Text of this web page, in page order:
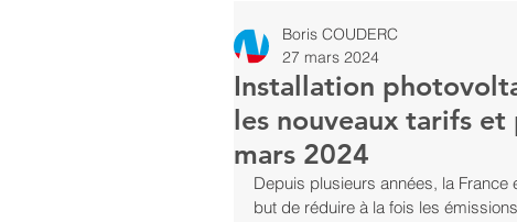
Installation
les nouveaux tarifs
mars 2024
Boris COUDERC
27 mars 2024
Depuis plusieurs années, la
but de réduire à la fois les